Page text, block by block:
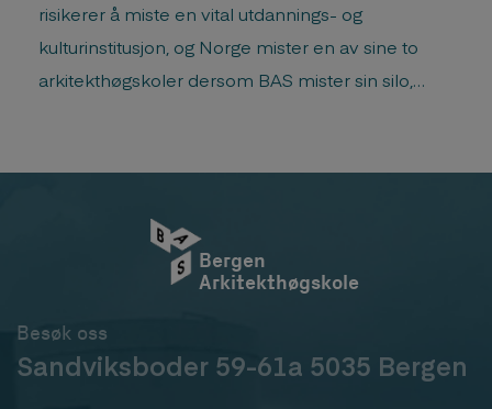
risikerer å miste en vital utdannings- og
kulturinstitusjon, og Norge mister en av sine to
arkitekthøgskoler dersom BAS mister sin silo,
Bergen
Arkitekthøgskole
Besøk oss
Sandviksboder 59-61a 5035 Bergen